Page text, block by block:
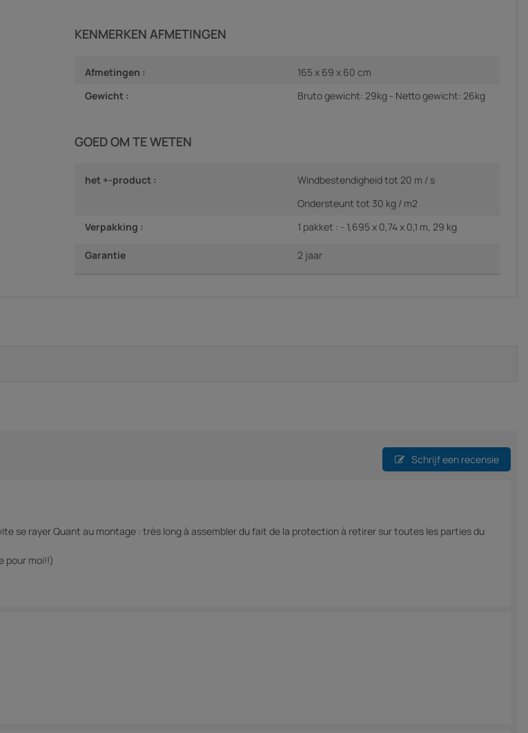
KENMERKEN AFMETINGEN
Afmetingen :
165 x 69 x 60 cm
Gewicht :
Bruto gewicht: 29kg - Netto gewicht: 26kg
GOED OM TE WETEN
het +-product :
Windbestendigheid tot 20 m / s
Ondersteunt tot 30 kg / m2
Verpakking :
1 pakket : - 1,695 x 0,74 x 0,1 m, 29 kg
Garantie 2 jaar
Schrijf een recensie
se rayer Quant au montage : très long à assembler du fait de la protection à retirer sur toutes les parties du
pour moi!!)